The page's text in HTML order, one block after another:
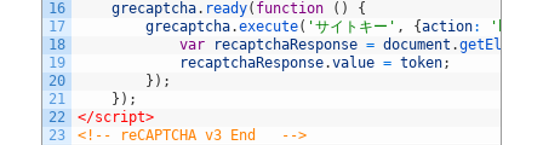
16
17
18
19
20
21
22
23
grecaptcha. ready( function ( )
{
grecaptcha.execute( 'サイトキー' , {action:
var
recaptchaResponse = document .
recaptchaResponse.value = token;
} ) ;
} ) ;
</script>
<!-- reCAPTCHA v3 End   -->